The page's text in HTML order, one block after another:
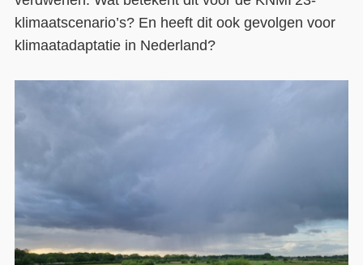
klimaatscenario’s? En heeft dit ook gevolgen voor
klimaatadaptatie in Nederland?
Weerbaar Dommelland